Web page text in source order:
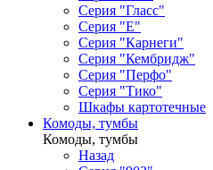
Серия "Гласс"
Серия "Е"
Серия "Карнеги"
Серия "Кембридж"
Серия "Перфо"
Серия "Тико"
Шкафы картотечные
Комоды, тумбы
Комоды, тумбы
Назад